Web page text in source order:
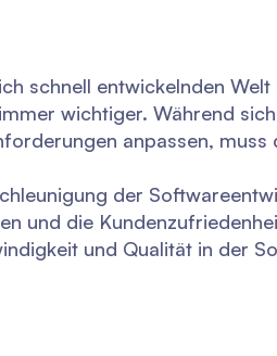
schnell entwickelnden
wichtiger. Während
anpassen,
der
und die
und Qualität in der